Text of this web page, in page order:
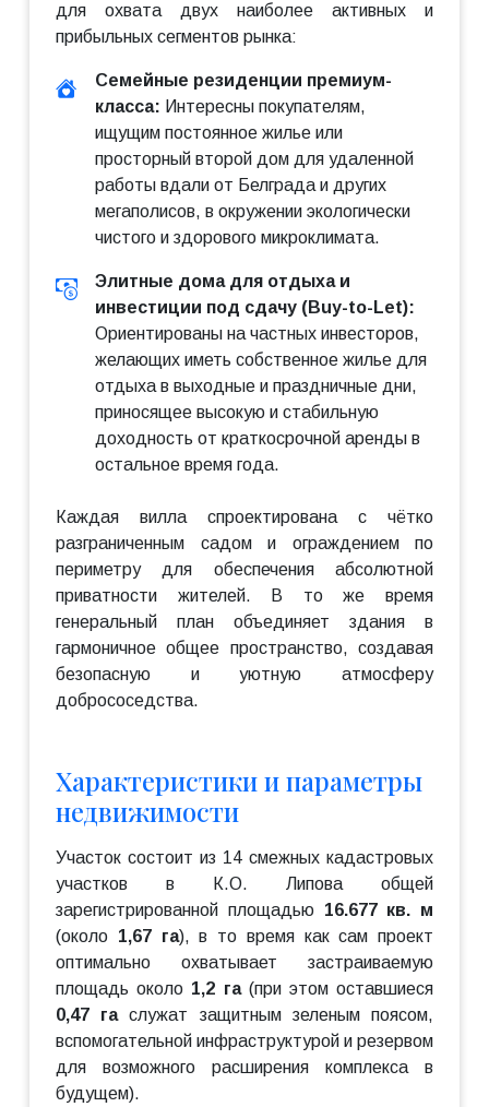
для охвата двух наиболее активных и
прибыльных сегментов рынка:
Семейные резиденции премиум-
класса: Интересны покупателям,
ищущим постоянное жилье или
просторный второй дом для удаленной
работы вдали от Белграда и других
мегаполисов, в окружении экологически
чистого и здорового микроклимата.
Элитные дома для отдыха и
инвестиции под сдачу (Buy-to-Let):
Ориентированы на частных инвесторов,
желающих иметь собственное жилье для
отдыха в выходные и праздничные дни,
приносящее высокую и стабильную
доходность от краткосрочной аренды в
остальное время года.
Каждая вилла спроектирована с чётко
разграниченным садом и ограждением по
периметру для обеспечения абсолютной
приватности жителей. В то же время
генеральный план объединяет здания в
гармоничное общее пространство, создавая
безопасную и уютную атмосферу
добрососедства.
Характеристики и параметры
недвижимости
Участок состоит из 14 смежных кадастровых
участков в К.О. Липова общей
зарегистрированной площадью 16.677 кв. м
(около 1,67 га), в то время как сам проект
оптимально охватывает застраиваемую
площадь около 1,2 га(при этом оставшиеся
0,47 гаслужат защитным зеленым поясом,
вспомогательной инфраструктурой и резервом
для возможного расширения комплекса в
будущем).